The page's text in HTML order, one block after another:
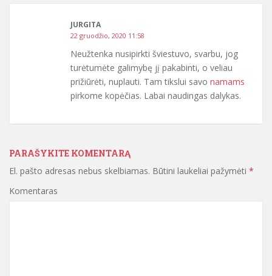
JURGITA
22 gruodžio, 2020 11:58
Neužtenka nusipirkti šviestuvo, svarbu, jog
turėtumėte galimybę jį pakabinti, o veliau
prižiūrėti, nuplauti. Tam tikslui savo namams
pirkome kopėčias. Labai naudingas dalykas.
PARAŠYKITE KOMENTARĄ
El. pašto adresas nebus skelbiamas. Būtini laukeliai pažymėti *
Komentaras